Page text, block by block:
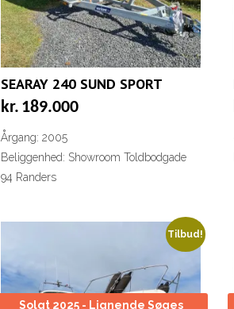
SEARAY 240 SUND SPORT
kr. 189.000
Årgang: 2005
Beliggenhed: Showroom Toldbodgade
94 Randers
Tilbud!
Solgt 2025 - Lignende Søges